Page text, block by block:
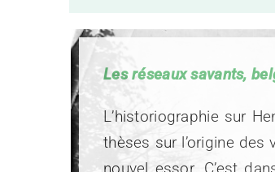
Les réseaux savants,
L’historiographie sur
thèses sur l’origine
nouvel essor. C’est